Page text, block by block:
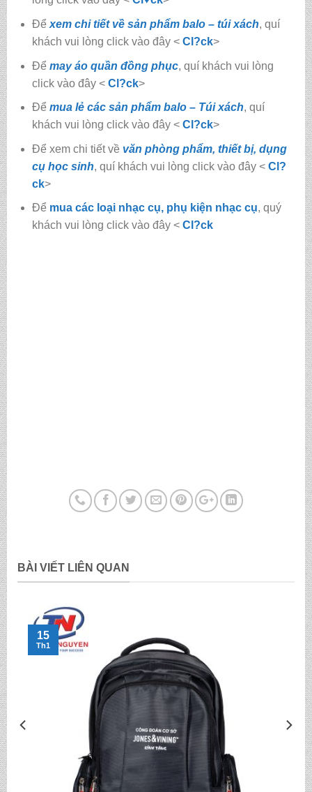
Để xem chi tiết về sản phẩm balo – túi xách, quí
khách vui lòng click vào đây < Cl?ck>
Để may áo quần đồng phục, quí khách vui lòng
click vào đây < Cl?ck>
Để mua lẻ các sản phẩm balo – Túi xách, quí
khách vui lòng click vào đây < Cl?ck>
Để xem chi tiết về văn phòng phẩm, thiết bị, dụng
cụ học sinh, quí khách vui lòng click vào đây < Cl?
ck>
Để mua các loại nhạc cụ, phụ kiện nhạc cụ, quý
khách vui lòng click vào đây < Cl?ck
BÀI VIẾT LIÊN QUAN
15
Th1